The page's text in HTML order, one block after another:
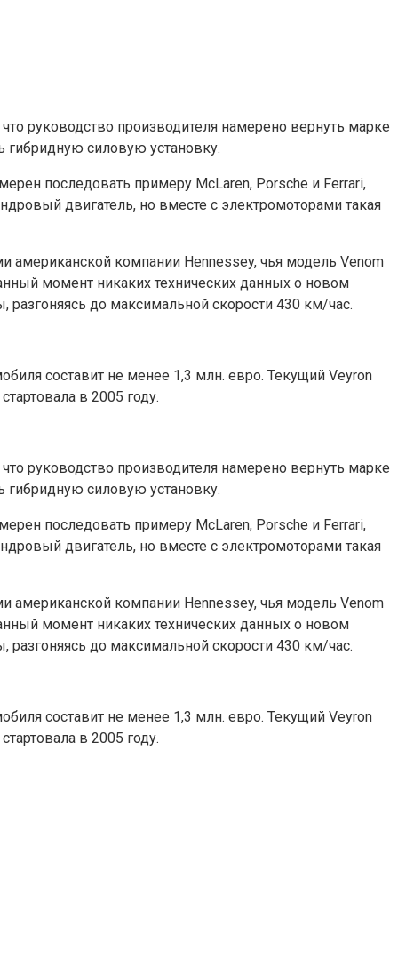
руководство производителя намерено вернуть марке
силовую установку.
последовать примеру McLaren, Porsche и Ferrari,
двигатель, но вместе с электромоторами такая
американской компании Hennessey, чья модель Venom
момент никаких технических данных о новом
до максимальной скорости 430 км/час.
составит не менее 1,3 млн. евро. Текущий Veyron
в 2005 году.
руководство производителя намерено вернуть марке
силовую установку.
последовать примеру McLaren, Porsche и Ferrari,
двигатель, но вместе с электромоторами такая
американской компании Hennessey, чья модель Venom
момент никаких технических данных о новом
до максимальной скорости 430 км/час.
составит не менее 1,3 млн. евро. Текущий Veyron
в 2005 году.